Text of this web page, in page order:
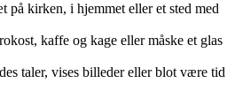
på kirken, i hjemmet eller et sted med
kaffe og kage eller måske et glas
taler, vises billeder eller blot være tid